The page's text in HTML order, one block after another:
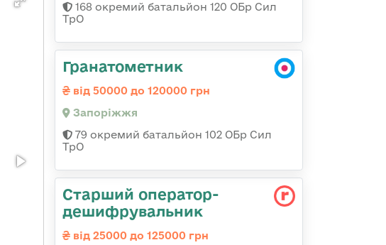
168 окремий батальйон 120 ОБр Cил
ТрО
Гранатометник
від 50000 до 120000 грн
Запоріжжя
79 окремий батальйон 102 ОБр Сил
ТрО
Старший оператор-
дешифрувальник
від 25000 до 125000 грн